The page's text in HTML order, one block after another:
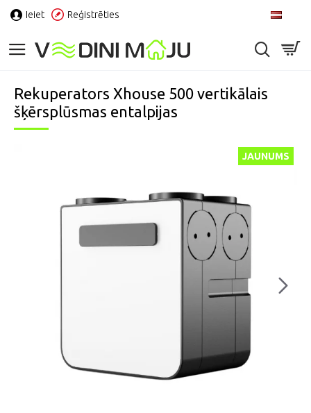
Ieiet Reģistrēties
Rekuperators Xhouse 500 vertikālais
šķērsplūsmas entalpijas
JAUNUMS